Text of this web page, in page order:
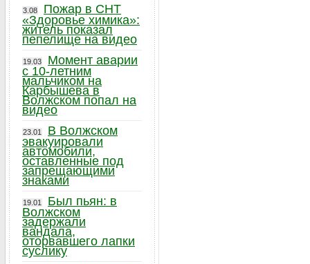
3.08
Пожар в СНТ
«Здоровье химика»:
житель показал
пепелище на видео
19.03
Момент аварии
с 10-летним
мальчиком на
Карбышева в
Волжском попал на
видео
23.01
В Волжском
эвакуировали
автомобили,
оставленные под
запрещающими
знаками
19.01
Был пьян: в
Волжском
задержали
вандала,
оторвавшего лапки
суслику